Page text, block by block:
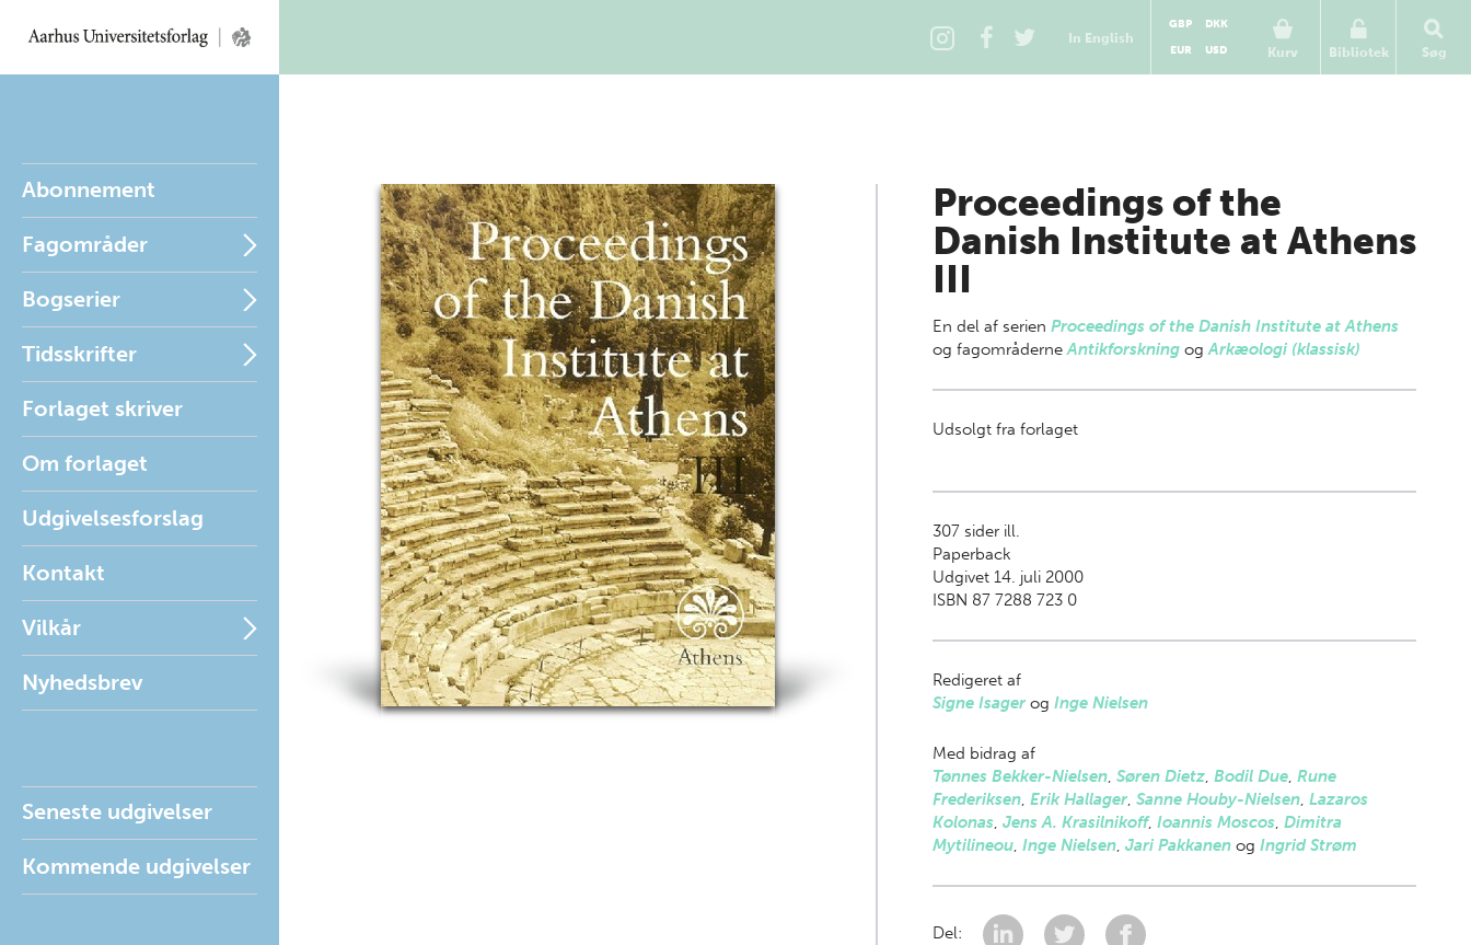
In English
Kurv
GBP
DKK
EUR
USD Bibliotek Søg
Abonnement
Fagområder
Bogserier
Tidsskrifter
Forlaget skriver
Om forlaget
Udgivelsesforslag
Kontakt
Vilkår
Nyhedsbrev
Seneste udgivelser
Kommende udgivelser
Proceedings of the
Danish Institute at Athens
III
En del af serien Proceedings of the Danish Institute at Athens
og fagområderneAntikforskningogArkæologi (klassisk)
Udsolgt fra forlaget
307sider ill.
Paperback
Udgivet 14. juli 2000
ISBN 87 7288 723 0
Redigeret af
Signe Isagerog Inge Nielsen
Med bidrag af
Tønnes Bekker-Nielsen, Søren Dietz, Bodil Due, Rune
Frederiksen, Erik Hallager, Sanne Houby-Nielsen, Lazaros
Kolonas, Jens A. Krasilnikoff, Ioannis Moscos, Dimitra
Mytilineou, Inge Nielsen, Jari Pakkanenog Ingrid Strøm
Del: